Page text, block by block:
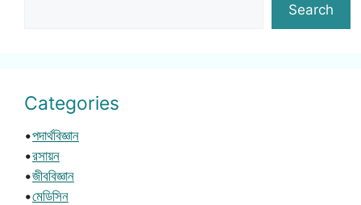
Search
Categories
•পদার্থবিজ্ঞান
•রসায়ন
•জীববিজ্ঞান
•মেডিসিন